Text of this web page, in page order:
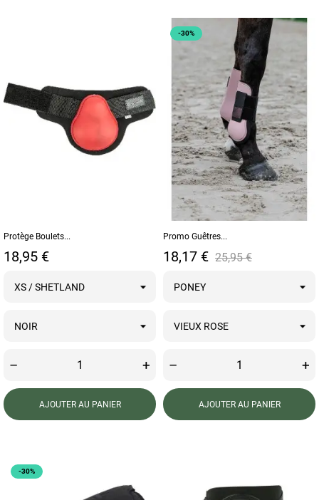
Protège Boulets...
Prix
18,95 €
– +
AJOUTER AU PANIER
-30%
Promo Guêtres...
Prix
18,17 € Prix de base
25,95 €
– +
AJOUTER AU PANIER
-30%